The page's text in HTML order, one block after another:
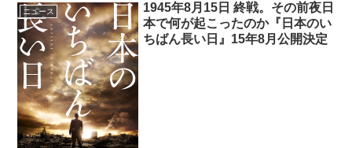
ニュース
1945年8月15日 終戦。その前夜日
本で何が起こったのか『日本のい
ちばん長い日』15年8月公開決定